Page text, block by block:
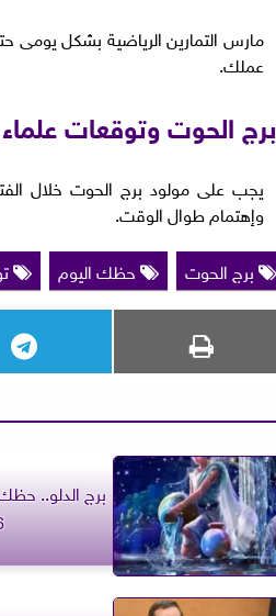
مارس التمارين الرياضية بشكل
عملك.
برج الحوت وتوقعات علماء
يجب على مولود برج الحوت خلال
وإهتمام طوال الوقت.
برج الحوت
حظك اليوم